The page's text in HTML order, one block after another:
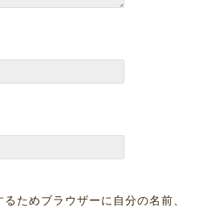
ためブラウザーに自分の名前、